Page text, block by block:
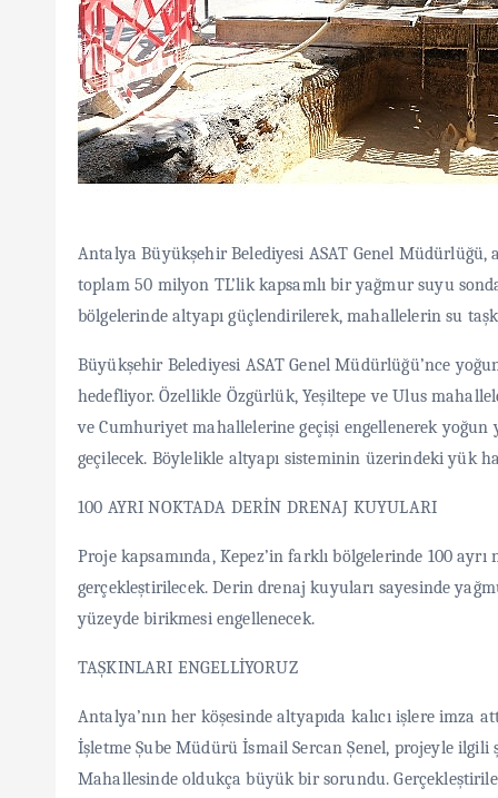
Antalya Büyükşehir Belediyesi ASAT Genel Müdürlüğü,
toplam 50 milyon TL’lik kapsamlı bir yağmur suyu
bölgelerinde altyapı güçlendirilerek, mahallelerin su
Büyükşehir Belediyesi ASAT Genel Müdürlüğü’nce
hedefliyor. Özellikle Özgürlük, Yeşiltepe ve Ulus
ve Cumhuriyet mahallelerine geçişi engellenerek yoğun
geçilecek. Böylelikle altyapı sisteminin üzerindeki yük
100 AYRI NOKTADA DERİN DRENAJ KUYULARI
Proje kapsamında, Kepez’in farklı bölgelerinde 100
gerçekleştirilecek. Derin drenaj kuyuları sayesinde
yüzeyde birikmesi engellenecek.
TAŞKINLARI ENGELLİYORUZ
Antalya’nın her köşesinde altyapıda kalıcı işlere imza
İşletme Şube Müdürü İsmail Sercan Şenel, projeyle ilgili
Mahallesinde oldukça büyük bir sorundu.